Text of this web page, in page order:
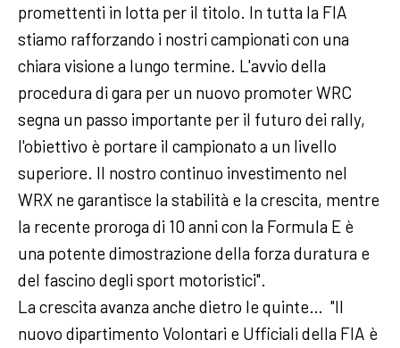
promettenti in lotta per il titolo. In tutta la FIA
stiamo rafforzando i nostri campionati con una
chiara visione a lungo termine. L'avvio della
procedura di gara per un nuovo promoter WRC
segna un passo importante per il futuro dei rally,
l'obiettivo è portare il campionato a un livello
superiore. Il nostro continuo investimento nel
WRX ne garantisce la stabilità e la crescita, mentre
la recente proroga di 10 anni con la Formula E è
una potente dimostrazione della forza duratura e
del fascino degli sport motoristici".
La crescita avanza anche dietro le quinte… "Il
nuovo dipartimento Volontari e Ufficiali della FIA è